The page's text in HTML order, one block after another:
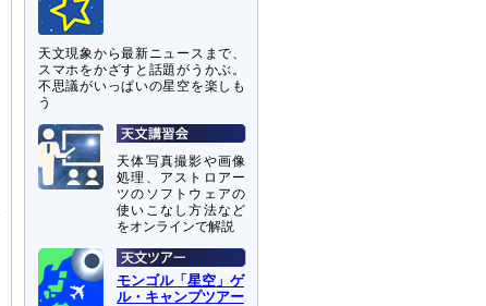
天文現象から最新ニュースまで、
スマホをかざすと話題がうかぶ。
不思議がいっぱいの星空を楽しも
う
天体写真撮影や画像
処理、アストロアー
ツのソフトウェアの
使いこなし方法など
をオンラインで解説
モンゴル「星空」ゲ
ル・キャンプツアー